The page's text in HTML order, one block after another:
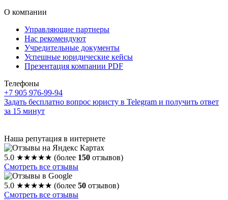
О компании
Управляющие партнеры
Нас рекомендуют
Учредительные документы
Успешные юридические кейсы
Презентация компании PDF
Телефоны
+7 905 976-99-94
Задать бесплатно вопрос юристу в Telegram и получить ответ
за 15 минут
Наша репутация в интернете
5.0 ★★★★★ (более 150 отзывов)
Смотреть все отзывы
5.0 ★★★★★ (более 50 отзывов)
Смотреть все отзывы